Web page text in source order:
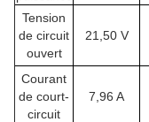
Tension
de circuit
ouvert
21,50 V
Courant
de court-
circuit
7,96 A